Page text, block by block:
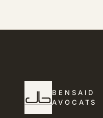
BENSAID
AVOCATS